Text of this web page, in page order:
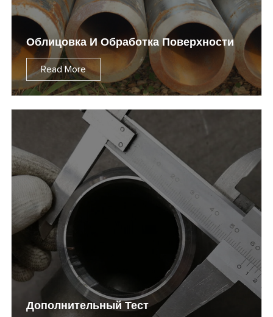
Облицовка И Обработка Поверхности
Read More
Дополнительный Тест